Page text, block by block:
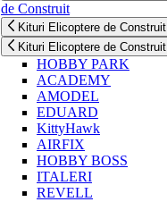
de Construit
Kituri Elicoptere de Construit
Kituri Elicoptere de Construit
HOBBY PARK
ACADEMY
AMODEL
EDUARD
KittyHawk
AIRFIX
HOBBY BOSS
ITALERI
REVELL